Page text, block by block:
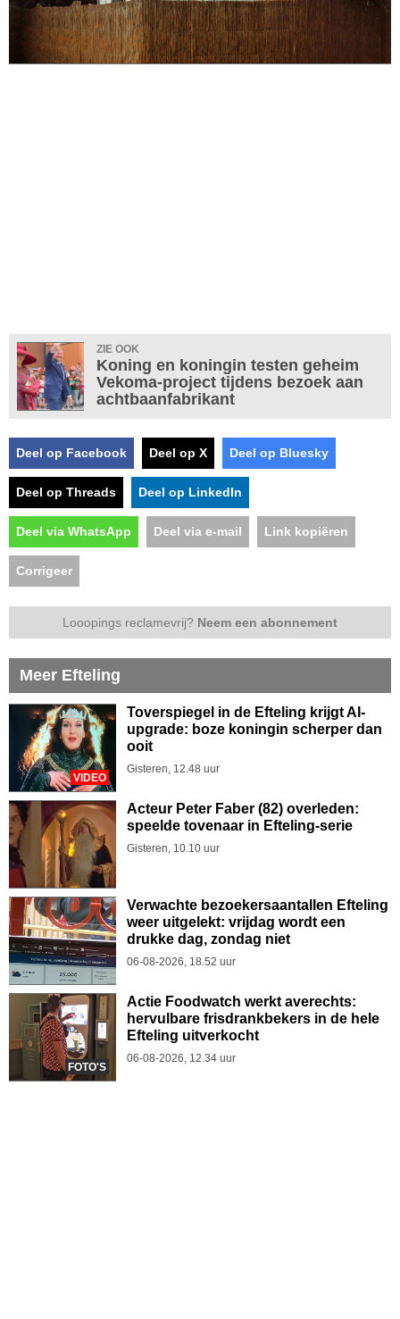
ZIE OOK
Koning en koningin testen geheim
Vekoma-project tijdens bezoek aan
achtbaanfabrikant
Deel op Facebook Deel op X Deel op Bluesky
Deel op Threads Deel op LinkedIn
Deel via WhatsApp Deel via e-mail Link kopiëren
Corrigeer
Looopings reclamevrij? Neem een abonnement
Meer Efteling
VIDEO
Toverspiegel in de Efteling krijgt AI-
upgrade: boze koningin scherper dan
ooit
Gisteren, 12.48 uur
Acteur Peter Faber (82) overleden:
speelde tovenaar in Efteling-serie
Gisteren, 10.10 uur
Verwachte bezoekersaantallen Efteling
weer uitgelekt: vrijdag wordt een
drukke dag, zondag niet
06-08-2026, 18.52 uur
FOTO'S
Actie Foodwatch werkt averechts:
hervulbare frisdrankbekers in de hele
Efteling uitverkocht
06-08-2026, 12.34 uur